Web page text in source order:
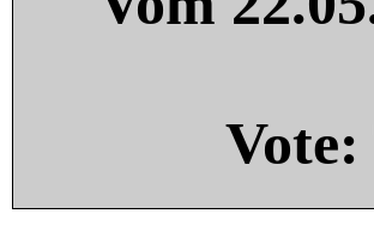
Vote: